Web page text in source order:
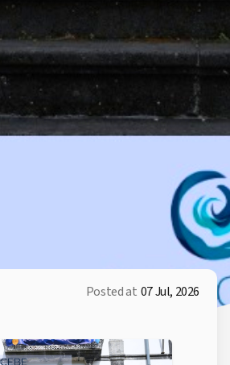
Posted at 07 Jul, 2026